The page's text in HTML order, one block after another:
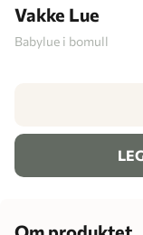
Vakke Lue
Babylue i bomull